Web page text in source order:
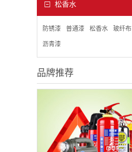
松香水
防锈漆 普通漆 松香水 玻纤布
沥青漆
品牌推荐